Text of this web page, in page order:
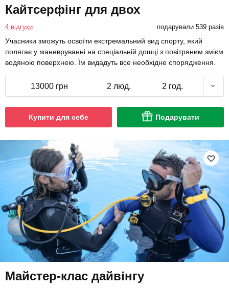
Кайтсерфінг для двох
4 відгуки подарували 539 разів
Учасники зможуть освоїти екстремальний вид спорту, який
полягає у маневруванні на спеціальній дошці з повітряним змієм
водяною поверхнею. Їм видадуть все необхідне спорядження.
13000 грн 2 люд. 2 год.
Купити для себе Подарувати
Майстер-клас дайвінгу